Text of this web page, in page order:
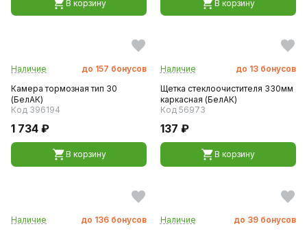
В корзину В корзину
Наличие до 157 бонусов
Камера тормозная тип 30
(БелАК)
Код 396194
1 734 ₽
В корзину
Наличие до 13 бонусов
Щетка стеклоочистителя 330мм
каркасная (БелАК)
Код 56973
137 ₽
В корзину
Наличие до 136 бонусов
Наличие до 39 бонусов